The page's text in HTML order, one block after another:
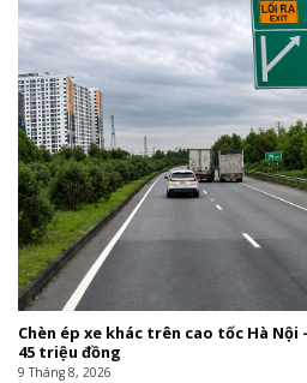
Chèn ép xe khác trên cao tốc Hà
45 triệu đồng
9 Tháng 8, 2026